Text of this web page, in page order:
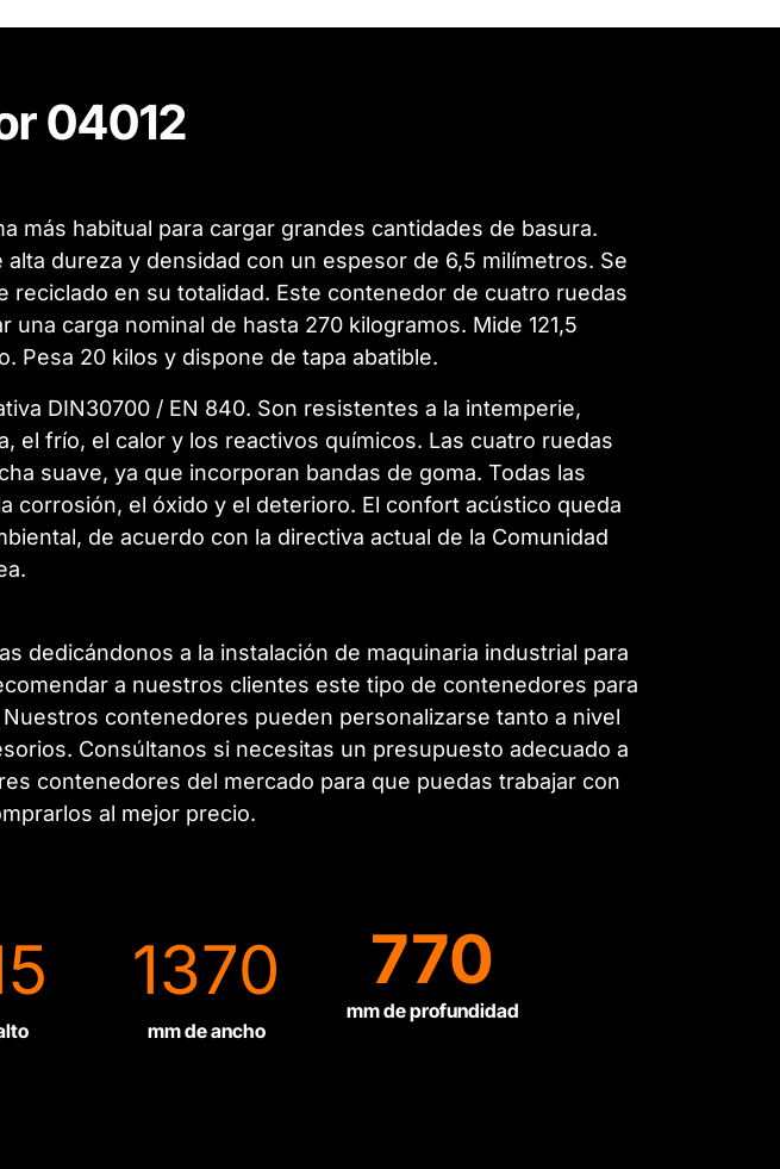
04012
más habitual para cargar grandes cantidades de basura.
dureza y densidad con un espesor de 6,5 milímetros. Se
en su totalidad. Este contenedor de cuatro ruedas
carga nominal de hasta 270 kilogramos. Mide 121,5
Pesa 20 kilos y dispone de tapa abatible.
DIN30700 / EN 840. Son resistentes a la intemperie,
el frío, el calor y los reactivos químicos. Las cuatro ruedas
suave, ya que incorporan bandas de goma. Todas las
corrosión, el óxido y el deterioro. El confort acústico queda
de acuerdo con la directiva actual de la Comunidad
dedicándonos a la instalación de maquinaria industrial para
a nuestros clientes este tipo de contenedores para
contenedores pueden personalizarse tanto a nivel
Consúltanos si necesitas un presupuesto adecuado a
contenedores del mercado para que puedas trabajar con
al mejor precio.
1370
mm de ancho
770
mm de profundidad